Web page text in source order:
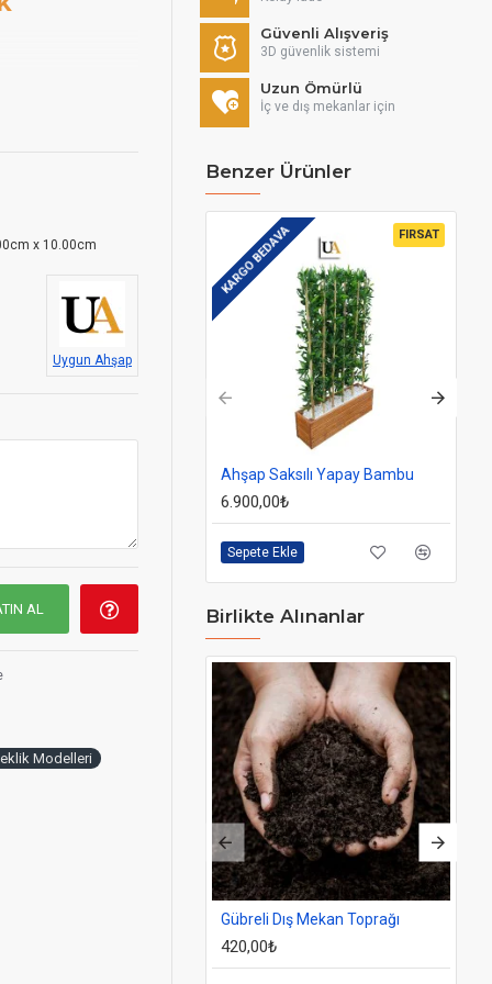
yapay olduğunu
set yapay
x 10.00cm
Uygun Ahşap
AL
Modelleri
Güvenli Alışveriş
3D güvenlik sistemi
Uzun Ömürlü
İç ve dış mekanlar için
Benzer Ürünler
FIRSAT
KARGO BEDAVA
Ahşap Saksılı Yapay Bambu
6.900,00₺
Sepete Ekle
Birlikte Alınanlar
Gübreli Dış Mekan Toprağı
420,00₺